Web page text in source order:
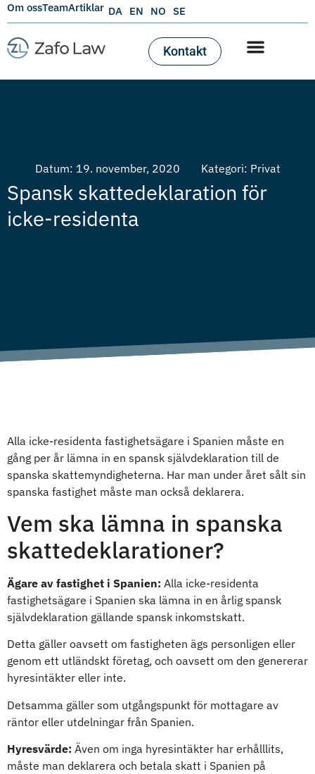
Om ossTeamArtiklar DA EN NO SE
Kontakt
Datum: 19. november, 2020 Kategori: Privat
Spansk skattedeklaration för
icke-residenta
Alla icke-residenta fastighetsägare i Spanien måste en
gång per år lämna in en spansk självdeklaration till de
spanska skattemyndigheterna. Har man under året sålt sin
spanska fastighet måste man också deklarera.
Vem ska lämna in spanska
skattedeklarationer?
Ägare av fastighet i Spanien: Alla icke-residenta
fastighetsägare i Spanien ska lämna in en årlig spansk
självdeklaration gällande spansk inkomstskatt.
Detta gäller oavsett om fastigheten ägs personligen eller
genom ett utländskt företag, och oavsett om den genererar
hyresintäkter eller inte.
Detsamma gäller som utgångspunkt för mottagare av
räntor eller utdelningar från Spanien.
Hyresvärde: Även om inga hyresintäkter har erhålllits,
måste man deklarera och betala skatt i Spanien på